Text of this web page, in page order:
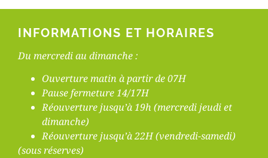
INFORMATIONS ET HORAIRES
Du mercredi au dimanche :
Ouverture matin à partir de 07H
Pause fermeture 14/17H
Réouverture jusqu’à 19h (mercredi jeudi et
dimanche)
Réouverture jusqu’à 22H (vendredi-samedi)
(sous réserves)